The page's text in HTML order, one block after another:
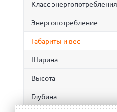
Класс энергопотребления
Энергопотребление
Габариты и вес
Ширина
Высота
Глубина